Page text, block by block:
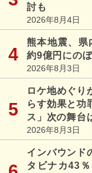
討も
2026年8月4日
熊本地震、県
約9億円にの
2026年8月3日
ロケ地めぐり
らす効果と功
ス」次の舞台
2026年8月3日
インバウンド
タビナカ43